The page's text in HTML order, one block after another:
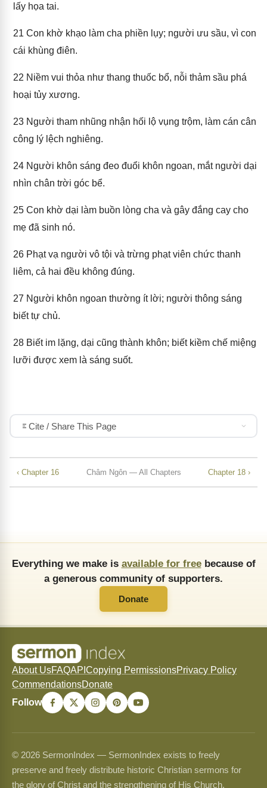
lấy họa tai.
21 Con khờ khạo làm cha phiền lụy; người ưu sầu, vì con
cái khùng điên.
22 Niềm vui thỏa như thang thuốc bổ, nỗi thảm sầu phá
hoại tủy xương.
23 Người tham nhũng nhận hối lộ vụng trộm, làm cán cân
công lý lệch nghiêng.
24 Người khôn sáng đeo đuổi khôn ngoan, mắt người dại
nhìn chân trời góc bể.
25 Con khờ dại làm buồn lòng cha và gây đắng cay cho
mẹ đã sinh nó.
26 Phạt vạ người vô tội và trừng phạt viên chức thanh
liêm, cả hai đều không đúng.
27 Người khôn ngoan thường ít lời; người thông sáng
biết tự chủ.
28 Biết im lặng, dại cũng thành khôn; biết kiềm chế miệng
lưỡi được xem là sáng suốt.
Cite / Share This Page
‹ Chapter 16 Châm Ngôn — All Chapters Chapter 18 ›
Everything we make is available for freebecause of
a generous community of supporters.
Donate
About UsFAQAPI Copying PermissionsPrivacy Policy
CommendationsDonate
Follow
© 2026 SermonIndex — SermonIndex exists to freely
preserve and freely distribute historic Christian sermons for
the glory of Christ and the strengthening of His Church.